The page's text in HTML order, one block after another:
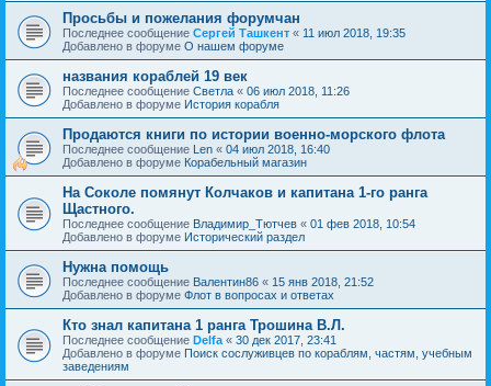
Просьбы и пожелания форумчан
Последнее сообщение Сергей Ташкент « 11 июл 2018, 19:35
Добавлено в форуме О нашем форуме
названия кораблей 19 век
Последнее сообщение Cветла « 06 июл 2018, 11:26
Добавлено в форуме История корабля
Продаются книги по истории военно-морского флота
Последнее сообщение Len « 04 июл 2018, 16:40
Добавлено в форуме Корабельный магазин
На Соколе помянут Колчаков и капитана 1-го ранга
Щастного.
Последнее сообщение Владимир_Тютчев « 01 фев 2018, 10:54
Добавлено в форуме Исторический раздел
Нужна помощь
Последнее сообщение Валентин86 « 15 янв 2018, 21:52
Добавлено в форуме Флот в вопросах и ответах
Кто знал капитана 1 ранга Трошина В.Л.
Последнее сообщение Delfa « 30 дек 2017, 23:41
Добавлено в форуме Поиск сослуживцев по кораблям, частям, учебным
заведениям